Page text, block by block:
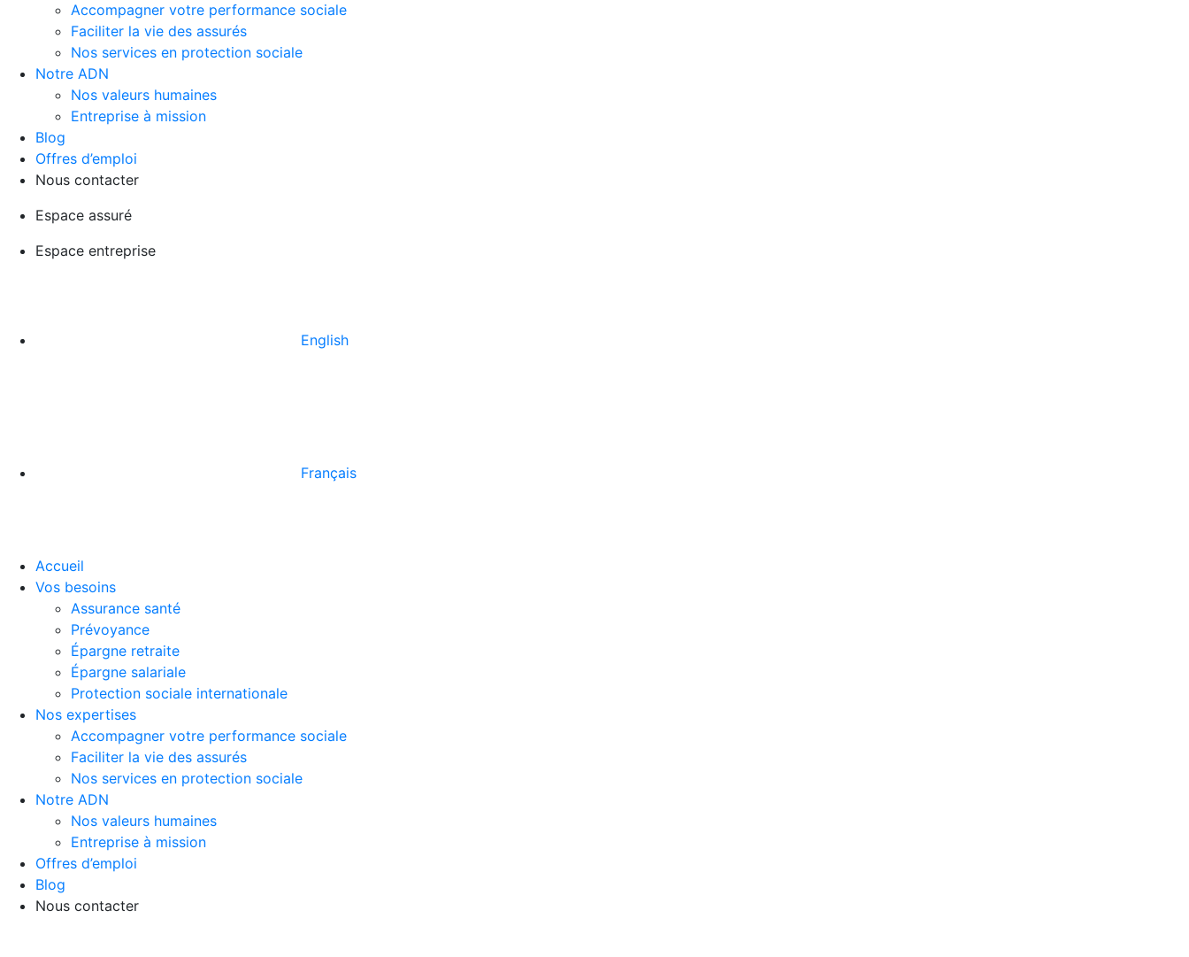
Accompagner votre performance sociale
Faciliter la vie des assurés
Nos services en protection sociale
Notre ADN
Nos valeurs humaines
Entreprise à mission
Blog
Offres d’emploi
Nous contacter
Espace assuré
Espace entreprise
English
Français
Accueil
Vos besoins
Assurance santé
Prévoyance
Épargne retraite
Épargne salariale
Protection sociale internationale
Nos expertises
Accompagner votre performance sociale
Faciliter la vie des assurés
Nos services en protection sociale
Notre ADN
Nos valeurs humaines
Entreprise à mission
Offres d’emploi
Blog
Nous contacter